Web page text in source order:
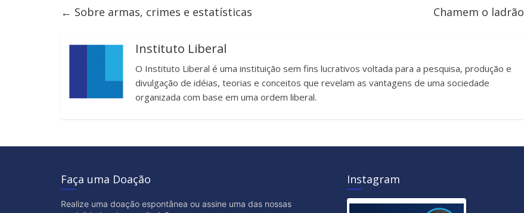
← Sobre armas, crimes e estatísticas Chamem o ladrão
Instituto Liberal
O Instituto Liberal é uma instituição sem fins lucrativos voltada para a pesquisa, produção e
divulgação de idéias, teorias e conceitos que revelam as vantagens de uma sociedade
organizada com base em uma ordem liberal.
Faça uma Doação
Realize uma doação espontânea ou assine uma das nossas
Instagram